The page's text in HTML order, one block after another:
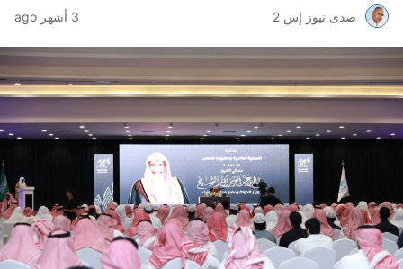
صدى نيوز إس 2 3 أشهر ago